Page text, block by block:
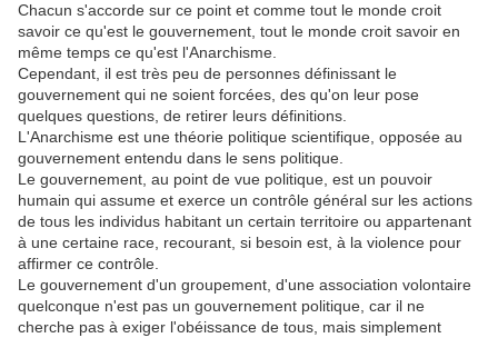
Chacun s'accorde sur ce point et comme tout le monde croit
savoir ce qu'est le gouvernement, tout le monde croit savoir en
même temps ce qu'est l'Anarchisme.
Cependant, il est très peu de personnes définissant le
gouvernement qui ne soient forcées, des qu'on leur pose
quelques questions, de retirer leurs définitions.
L'Anarchisme est une théorie politique scientifique, opposée au
gouvernement entendu dans le sens politique.
Le gouvernement, au point de vue politique, est un pouvoir
humain qui assume et exerce un contrôle général sur les actions
de tous les individus habitant un certain territoire ou appartenant
à une certaine race, recourant, si besoin est, à la violence pour
affirmer ce contrôle.
Le gouvernement d'un groupement, d'une association volontaire
quelconque n'est pas un gouvernement politique, car il ne
cherche pas à exiger l'obéissance de tous, mais simplement